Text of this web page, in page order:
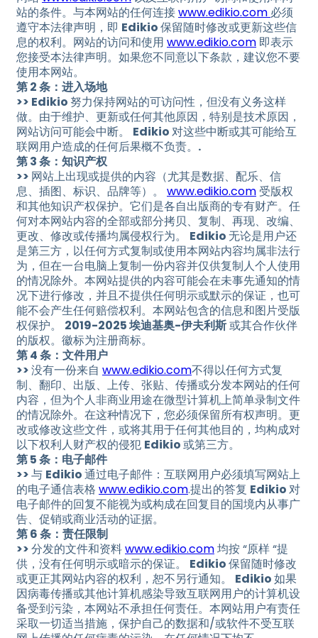
站的条件。与本网站的任何连接www.edikio.com必须
遵守本法律声明，即 Edikio保留随时修改或更新这些信
息的权利。网站的访问和使用 www.edikio.com 即表示
您接受本法律声明。如果您不同意以下条款，建议您不要
使用本网站。
第 2 条：进入场地
>> Edikio 努力保持网站的可访问性，但没有义务这样
做。由于维护、更新或任何其他原因，特别是技术原因，
网站访问可能会中断。 Edikio对这些中断或其可能给互
联网用户造成的任何后果概不负责。 .
第 3 条：知识产权
>> 网站上出现或提供的内容（尤其是数据、配乐、信
息、插图、标识、品牌等）。 www.edikio.com 受版权
和其他知识产权保护。它们是各自出版商的专有财产。任
何对本网站内容的全部或部分拷贝、复制、再现、改编、
更改、修改或传播均属侵权行为。 Edikio无论是用户还
是第三方，以任何方式复制或使用本网站内容均属非法行
为，但在一台电脑上复制一份内容并仅供复制人个人使用
的情况除外。本网站提供的内容可能会在未事先通知的情
况下进行修改，并且不提供任何明示或默示的保证，也可
能不会产生任何赔偿权利。本网站包含的信息和图片受版
权保护。 2019-2025 埃迪基奥-伊夫利斯或其合作伙伴
的版权。徽标为注册商标。
第 4 条：文件用户
>>没有一份来自 www.edikio.com不得以任何方式复
制、翻印、出版、上传、张贴、传播或分发本网站的任何
内容，但为个人非商业用途在微型计算机上简单录制文件
的情况除外。在这种情况下，您必须保留所有权声明。更
改或修改这些文件，或将其用于任何其他目的，均构成对
以下权利人财产权的侵犯 Edikio或第三方。
第 5 条：电子邮件
>>与 Edikio通过电子邮件：互联网用户必须填写网站上
的电子通信表格 www.edikio.com.提出的答复 Edikio对
电子邮件的回复不能视为或构成在回复目的国境内从事广
告、促销或商业活动的证据。
第 6 条：责任限制
>>分发的文件和资料www.edikio.com均按 “原样 “提
供，没有任何明示或暗示的保证。 Edikio保留随时修改
或更正其网站内容的权利，恕不另行通知。 Edikio如果
因病毒传播或其他计算机感染导致互联网用户的计算机设
备受到污染，本网站不承担任何责任。本网站用户有责任
采取一切适当措施，保护自己的数据和/或软件不受互联